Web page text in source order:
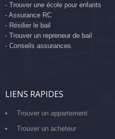
- Trouver une école pour enfants
- Assurance RC
- Résilier le bail
- Trouver un repreneur de bail
- Conseils assurances.
LIENS RAPIDES
Trouver un appartement
Trouver un acheteur